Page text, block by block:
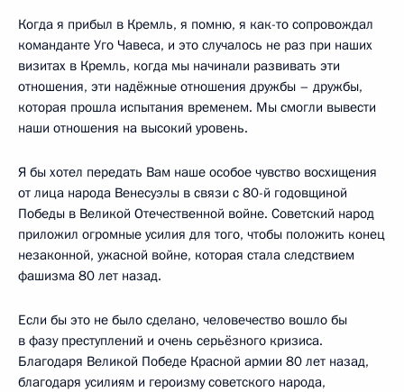
Когда я прибыл в Кремль, я помню, я как-то сопровождал
команданте Уго Чавеса, и это случалось не раз при наших
визитах в Кремль, когда мы начинали развивать эти
отношения, эти надёжные отношения дружбы – дружбы,
которая прошла испытания временем. Мы смогли вывести
наши отношения на высокий уровень.
Я бы хотел передать Вам наше особое чувство восхищения
от лица народа Венесуэлы в связи с 80-й годовщиной
Победы в Великой Отечественной войне. Советский народ
приложил огромные усилия для того, чтобы положить конец
незаконной, ужасной войне, которая стала следствием
фашизма 80 лет назад.
Если бы это не было сделано, человечество вошло бы
в фазу преступлений и очень серьёзного кризиса.
Благодаря Великой Победе Красной армии 80 лет назад,
благодаря усилиям и героизму советского народа,